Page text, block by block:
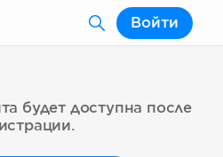
Войти
будет доступна после